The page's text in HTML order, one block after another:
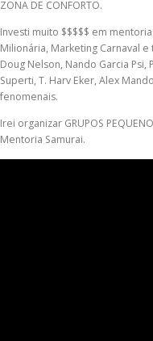
ZONA DE CONFORTO.
Investi muito $$$$$ em
Milionária, Marketing Carnaval
Doug Nelson, Nando Garcia
Superti, T. Harv Eker, Alex
fenomenais.
Irei organizar GRUPOS
Mentoria Samurai.